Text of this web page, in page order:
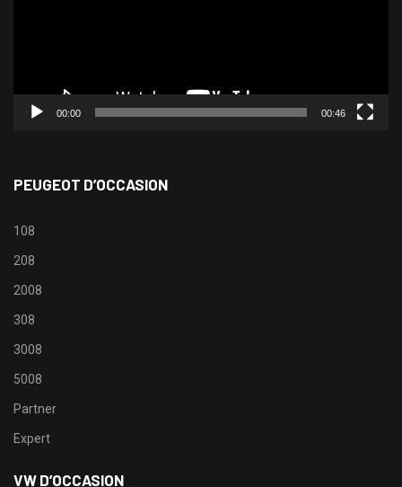
00:00 00:46
PEUGEOT D’OCCASION
108
208
2008
308
3008
5008
Partner
Expert
VW D’OCCASION